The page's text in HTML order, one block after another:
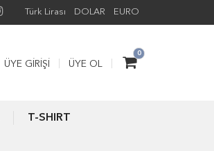
Türk Lirası DOLAR EURO
0
ÜYE GIRIŞI ÜYE OL
T-SHIRT